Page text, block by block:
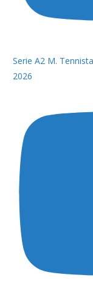
Serie A2 M.
2026